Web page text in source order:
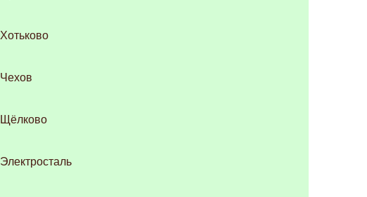
Хотьково
Чехов
Щёлково
Электросталь